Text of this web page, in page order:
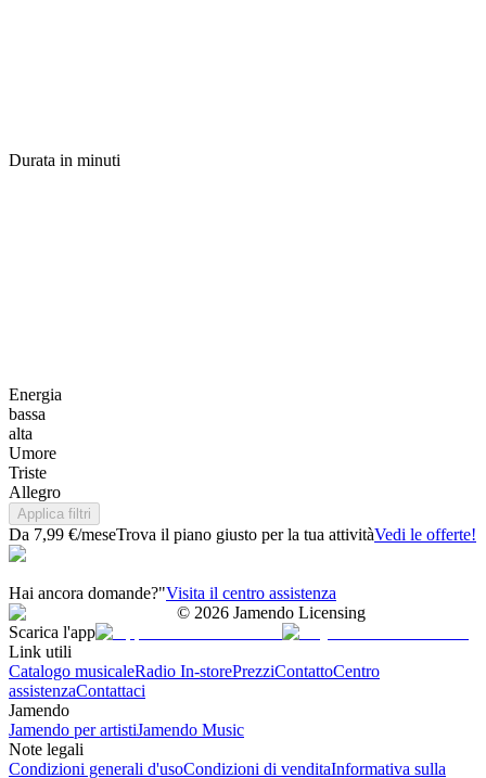
Durata in minuti
Energia
bassa
alta
Umore
Triste
Allegro
Applica filtri
Da 7,99 €/meseTrova il piano giusto per la tua attivitàVedi le offerte!
Hai ancora domande?"Visita il centro assistenza
© 2026 Jamendo Licensing
Scarica l'app
Link utili
Catalogo musicaleRadio In-storePrezziContattoCentro
assistenzaContattaci
Jamendo
Jamendo per artistiJamendo Music
Note legali
Condizioni generali d'usoCondizioni di venditaInformativa sulla